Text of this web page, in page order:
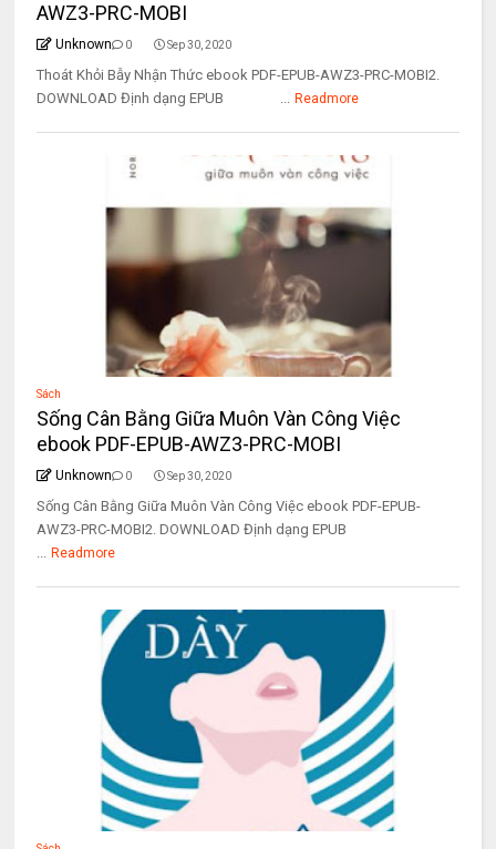
AWZ3-PRC-MOBI
Unknown 0 Sep 30, 2020
Thoát Khỏi Bẫy Nhận Thức ebook PDF-EPUB-AWZ3-PRC-MOBI2.
DOWNLOAD Định dạng EPUB ... Readmore
Sách
Sống Cân Bằng Giữa Muôn Vàn Công Việc
ebook PDF-EPUB-AWZ3-PRC-MOBI
Unknown 0 Sep 30, 2020
Sống Cân Bằng Giữa Muôn Vàn Công Việc ebook PDF-EPUB-
AWZ3-PRC-MOBI2. DOWNLOAD Định dạng EPUB
... Readmore